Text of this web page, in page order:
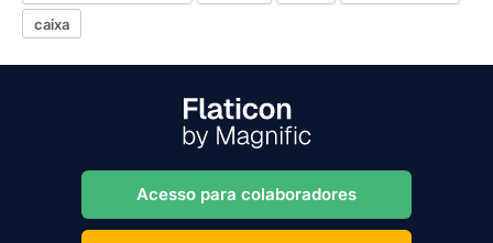
caixa
Acesso para colaboradores